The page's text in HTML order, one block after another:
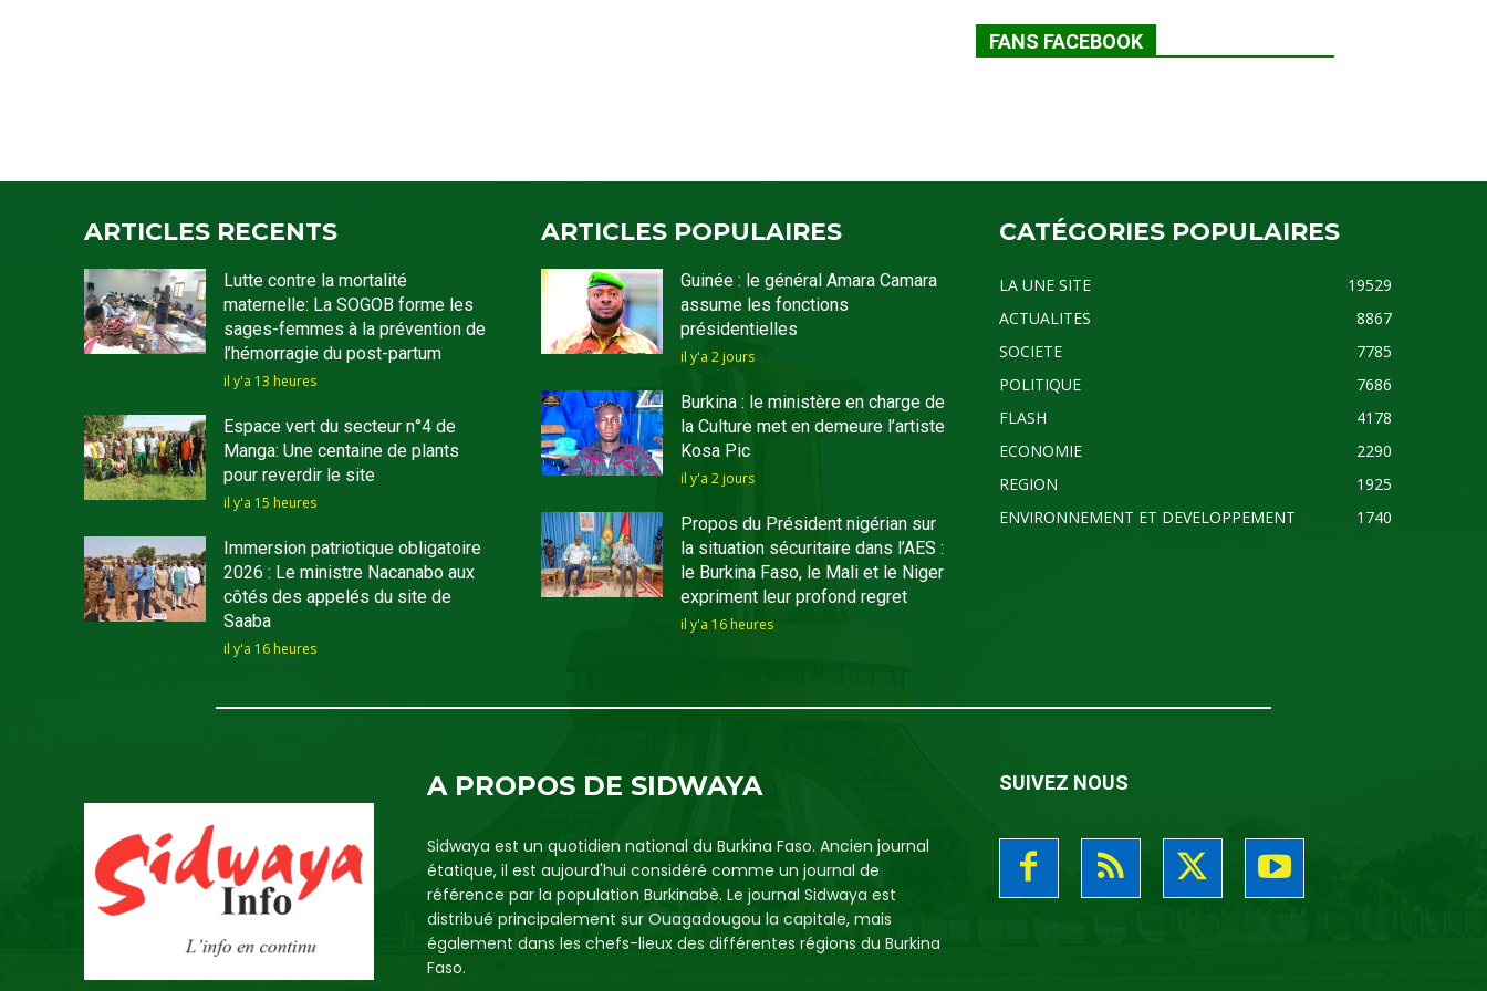
FANS FACEBOOK
ARTICLES RECENTS
Lutte contre la mortalité
maternelle: La SOGOB forme les
sages-femmes à la prévention de
l’hémorragie du post-partum
il y'a 13 heures
Espace vert du secteur n°4 de
Manga: Une centaine de plants
pour reverdir le site
il y'a 15 heures
Immersion patriotique obligatoire
2026 : Le ministre Nacanabo aux
côtés des appelés du site de
Saaba
il y'a 16 heures
ARTICLES POPULAIRES
Guinée : le général Amara Camara
assume les fonctions
présidentielles
il y'a 2 jours
Burkina : le ministère en charge de
la Culture met en demeure l’artiste
Kosa Pic
il y'a 2 jours
Propos du Président nigérian sur
la situation sécuritaire dans l’AES :
le Burkina Faso, le Mali et le Niger
expriment leur profond regret
il y'a 16 heures
CATÉGORIES POPULAIRES
LA UNE SITE
19529
ACTUALITES
8867
SOCIETE
7785
POLITIQUE
7686
FLASH
4178
ECONOMIE
2290
REGION
1925
ENVIRONNEMENT ET DEVELOPPEMENT
1740
A PROPOS DE SIDWAYA
Sidwaya est un quotidien national du Burkina Faso. Ancien journal
étatique, il est aujourd'hui considéré comme un journal de
référence par la population Burkinabè. Le journal Sidwaya est
distribué principalement sur Ouagadougou la capitale, mais
également dans les chefs-lieux des différentes régions du Burkina
Faso.
SUIVEZ NOUS